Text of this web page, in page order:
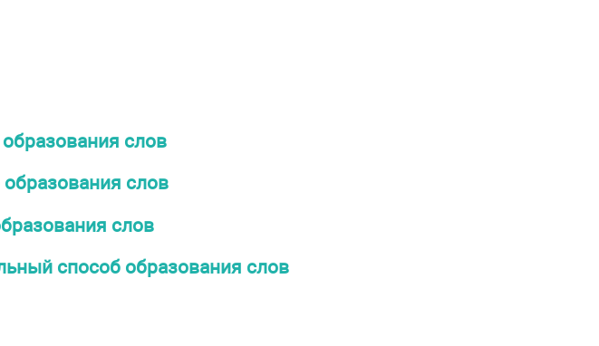
слов
слов
слов
способ образования слов